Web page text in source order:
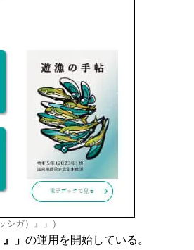
ガ）』」）
」 の運用を開始している。